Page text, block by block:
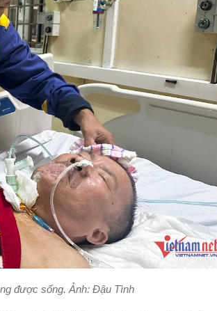
được sống. Ảnh: Đậu Tình